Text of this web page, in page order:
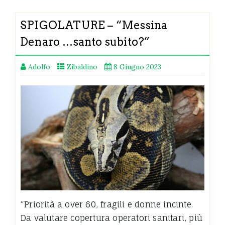
SPIGOLATURE – “Messina
Denaro …santo subito?”
Adolfo Zibaldino 8 Giugno 2023
“Priorità a over 60, fragili e donne incinte.
Da valutare copertura operatori sanitari, più